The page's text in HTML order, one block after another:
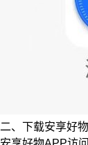
二、下载安享好